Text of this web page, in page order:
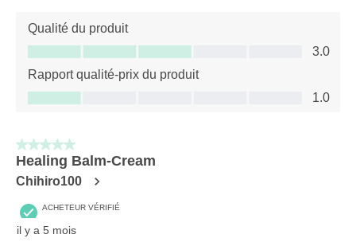
Qualité du produit
Qualité du produit, 3.0 sur 5
3.0
Rapport qualité-prix du produit
Rapport qualité-prix du produit, 1.0 sur 5
1.0
5 sur 5 étoiles.
Healing Balm-Cream
Chihiro100
ACHETEUR VÉRIFIÉ
il y a 5 mois